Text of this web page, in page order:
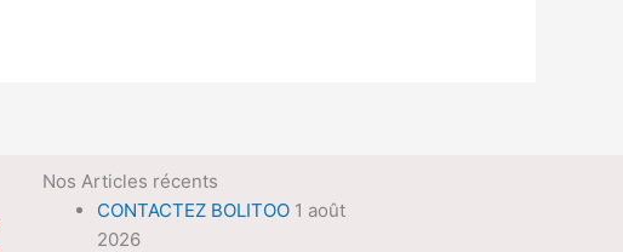
Nos Articles récents
CONTACTEZ BOLITOO 1 août
2026